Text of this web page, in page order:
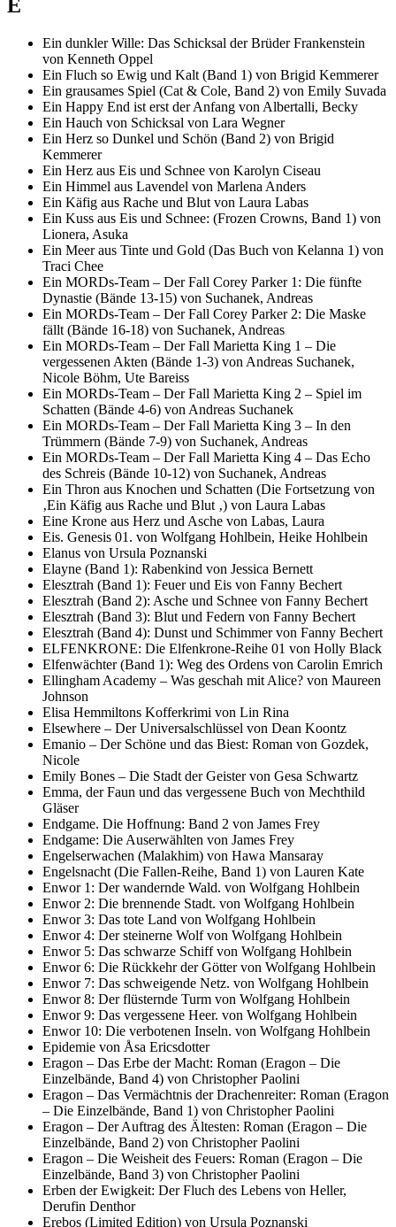
E
Ein dunkler Wille: Das Schicksal der Brüder Frankenstein
von Kenneth Oppel
Ein Fluch so Ewig und Kalt (Band 1) von Brigid Kemmerer
Ein grausames Spiel (Cat & Cole, Band 2) von Emily Suvada
Ein Happy End ist erst der Anfang von Albertalli, Becky
Ein Hauch von Schicksal von Lara Wegner
Ein Herz so Dunkel und Schön (Band 2) von Brigid
Kemmerer
Ein Herz aus Eis und Schnee von Karolyn Ciseau
Ein Himmel aus Lavendel von Marlena Anders
Ein Käfig aus Rache und Blut von Laura Labas
Ein Kuss aus Eis und Schnee: (Frozen Crowns, Band 1) von
Lionera, Asuka
Ein Meer aus Tinte und Gold (Das Buch von Kelanna 1) von
Traci Chee
Ein MORDs-Team – Der Fall Corey Parker 1: Die fünfte
Dynastie (Bände 13-15) von Suchanek, Andreas
Ein MORDs-Team – Der Fall Corey Parker 2: Die Maske
fällt (Bände 16-18) von Suchanek, Andreas
Ein MORDs-Team – Der Fall Marietta King 1 – Die
vergessenen Akten (Bände 1-3) von Andreas Suchanek,
Nicole Böhm, Ute Bareiss
Ein MORDs-Team – Der Fall Marietta King 2 – Spiel im
Schatten (Bände 4-6) von Andreas Suchanek
Ein MORDs-Team – Der Fall Marietta King 3 – In den
Trümmern (Bände 7-9) von Suchanek, Andreas
Ein MORDs-Team – Der Fall Marietta King 4 – Das Echo
des Schreis (Bände 10-12) von Suchanek, Andreas
Ein Thron aus Knochen und Schatten (Die Fortsetzung von
‚Ein Käfig aus Rache und Blut ‚) von Laura Labas
Eine Krone aus Herz und Asche von Labas, Laura
Eis. Genesis 01. von Wolfgang Hohlbein, Heike Hohlbein
Elanus von Ursula Poznanski
Elayne (Band 1): Rabenkind von Jessica Bernett
Elesztrah (Band 1): Feuer und Eis von Fanny Bechert
Elesztrah (Band 2): Asche und Schnee von Fanny Bechert
Elesztrah (Band 3): Blut und Federn von Fanny Bechert
Elesztrah (Band 4): Dunst und Schimmer von Fanny Bechert
ELFENKRONE: Die Elfenkrone-Reihe 01 von Holly Black
Elfenwächter (Band 1): Weg des Ordens von Carolin Emrich
Ellingham Academy – Was geschah mit Alice? von Maureen
Johnson
Elisa Hemmiltons Kofferkrimi von Lin Rina
Elsewhere – Der Universalschlüssel von Dean Koontz
Emanio – Der Schöne und das Biest: Roman von Gozdek,
Nicole
Emily Bones – Die Stadt der Geister von Gesa Schwartz
Emma, der Faun und das vergessene Buch von Mechthild
Gläser
Endgame. Die Hoffnung: Band 2 von James Frey
Endgame: Die Auserwählten von James Frey
Engelserwachen (Malakhim) von Hawa Mansaray
Engelsnacht (Die Fallen-Reihe, Band 1) von Lauren Kate
Enwor 1: Der wandernde Wald. von Wolfgang Hohlbein
Enwor 2: Die brennende Stadt. von Wolfgang Hohlbein
Enwor 3: Das tote Land von Wolfgang Hohlbein
Enwor 4: Der steinerne Wolf von Wolfgang Hohlbein
Enwor 5: Das schwarze Schiff von Wolfgang Hohlbein
Enwor 6: Die Rückkehr der Götter von Wolfgang Hohlbein
Enwor 7: Das schweigende Netz. von Wolfgang Hohlbein
Enwor 8: Der flüsternde Turm von Wolfgang Hohlbein
Enwor 9: Das vergessene Heer. von Wolfgang Hohlbein
Enwor 10: Die verbotenen Inseln. von Wolfgang Hohlbein
Epidemie von Åsa Ericsdotter
Eragon – Das Erbe der Macht: Roman (Eragon – Die
Einzelbände, Band 4) von Christopher Paolini
Eragon – Das Vermächtnis der Drachenreiter: Roman (Eragon
– Die Einzelbände, Band 1) von Christopher Paolini
Eragon – Der Auftrag des Ältesten: Roman (Eragon – Die
Einzelbände, Band 2) von Christopher Paolini
Eragon – Die Weisheit des Feuers: Roman (Eragon – Die
Einzelbände, Band 3) von Christopher Paolini
Erben der Ewigkeit: Der Fluch des Lebens von Heller,
Derufin Denthor
Erebos (Limited Edition) von Ursula Poznanski